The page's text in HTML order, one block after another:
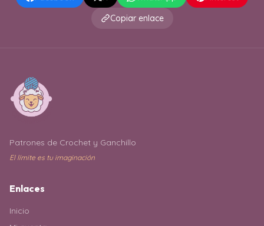
Copiar enlace
Patrones de Crochet y Ganchillo
El límite es tu imaginación
Enlaces
Inicio